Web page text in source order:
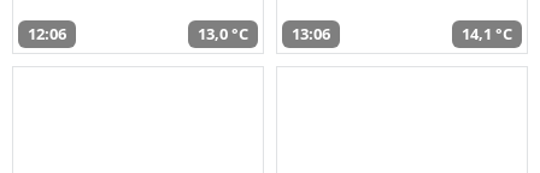
12:06 13,0 °C 13:06 14,1 °C